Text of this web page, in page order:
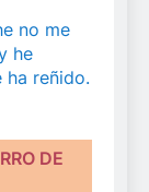
no me
he
reñido.
DE